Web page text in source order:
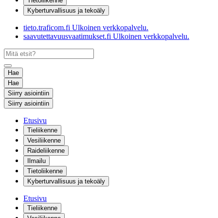
Kyberturvallisuus ja tekoäly
tieto.traficom.fi Ulkoinen verkkopalvelu.
saavutettavuusvaatimukset.fi Ulkoinen verkkopalvelu.
Hae
Hae
Siirry asiointiin
Siirry asiointiin
Etusivu
Tieliikenne
Vesiliikenne
Raideliikenne
Ilmailu
Tietoliikenne
Kyberturvallisuus ja tekoäly
Etusivu
Tieliikenne